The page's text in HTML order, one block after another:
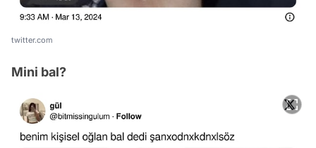
twitter.com
Mini bal?